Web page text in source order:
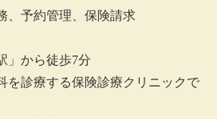
、予約管理、保険請求
」から徒歩7分
を診療する保険診療クリニックで